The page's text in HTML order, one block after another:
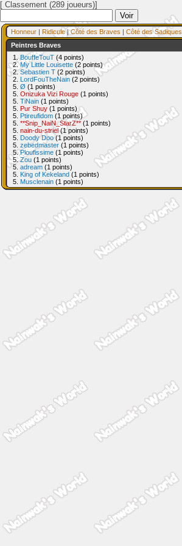
[ Classement (289 joueurs)]
Honneur | Ridicule|Côté des Braves | Côté des Sadiques
Peintres Braves
1. BouffeTouT (4 points)
2.My Little Louisette (2 points)
2.Sebastien T (2 points)
2. LordFouTheNain (2 points)
5. Ø (1 points)
5. Onizuka Vizi Rouge (1 points)
5. TiNain (1 points)
5. Pur Shuy (1 points)
5. Ptireufidom (1 points)
5. **Snip_NaiN_StarZ** (1 points)
5. nain-du-striel(1 points)
5. Doody Doo(1 points)
5. zebedmaster (1 points)
5.Ploufissime (1 points)
5.Zou (1 points)
5. adream (1 points)
5. King of Kekeland (1 points)
5. Musclenain (1 points)